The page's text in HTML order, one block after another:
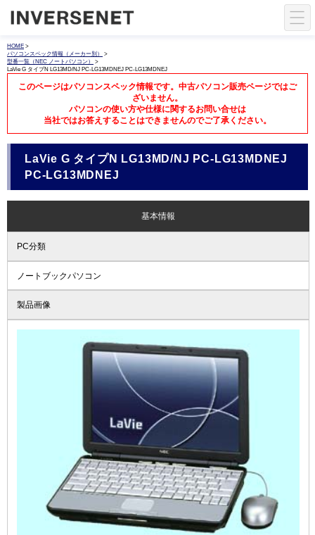
HOME >
パソコンスペック情報（メーカー別）
>
型番一覧（NEC ノートパソコン）
>
LaVie G タイプN LG13MD/NJ PC-LG13MDNEJ PC-LG13MDNEJ
このページはパソコンスペック情報です。中古パソコン販売ページではご
ざいません。
パソコンの使い方や仕様に関するお問い合せは
当社ではお答えすることはできませんのでご了承ください。
LaVie G タイプN LG13MD/NJ PC-LG13MDNEJ
PC-LG13MDNEJ
基本情報
PC分類
ノートブックパソコン
製品画像